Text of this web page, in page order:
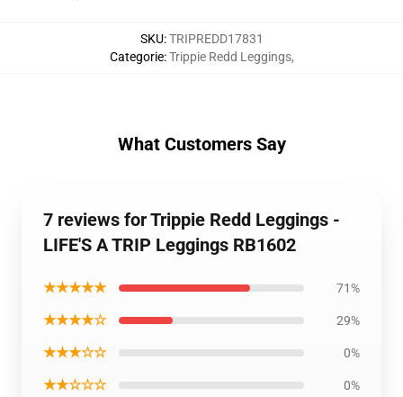
SKU:TRIPREDD17831
Categorie:Trippie Redd Leggings,
What Customers Say
7 reviews for Trippie Redd Leggings -
LIFE'S A TRIP Leggings RB1602
★★★★★ 71%
★★★★☆ 29%
★★★☆☆ 0%
★★☆☆☆ 0%